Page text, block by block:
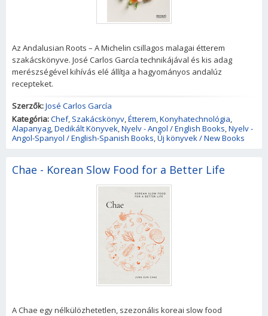
Az Andalusian Roots – A Michelin csillagos malagai étterem
szakácskönyve. José Carlos García technikájával és kis adag
merészségével kihívás elé állítja a hagyományos andalúz
recepteket.
Szerzők:José Carlos García
Kategória:Chef, Szakácskönyv,Étterem,Konyhatechnológia,
Alapanyag,Dedikált Könyvek,Nyelv - Angol / English Books,Nyelv -
Angol-Spanyol / English-Spanish Books,Új könyvek / New Books
Chae - Korean Slow Food for a Better Life
A Chae egy nélkülözhetetlen, szezonális koreai slow food